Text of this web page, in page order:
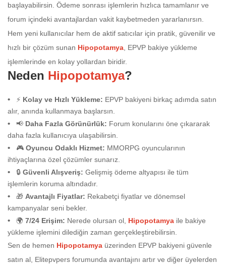
başlayabilirsin. Ödeme sonrası işlemlerin hızlıca tamamlanır ve
forum içindeki avantajlardan vakit kaybetmeden yararlanırsın.
Hem yeni kullanıcılar hem de aktif satıcılar için pratik, güvenilir ve
hızlı bir çözüm sunan Hipopotamya , EPVP bakiye yükleme
işlemlerinde en kolay yollardan biridir.
Neden Hipopotamya?
⚡ Kolay ve Hızlı Yükleme: EPVP bakiyeni birkaç adımda satın
alır, anında kullanmaya başlarsın.
📢 Daha Fazla Görünürlük: Forum konularını öne çıkararak
daha fazla kullanıcıya ulaşabilirsin.
🎮 Oyuncu Odaklı Hizmet: MMORPG oyuncularının
ihtiyaçlarına özel çözümler sunarız.
🔒 Güvenli Alışveriş: Gelişmiş ödeme altyapısı ile tüm
işlemlerin koruma altındadır.
🎁 Avantajlı Fiyatlar: Rekabetçi fiyatlar ve dönemsel
kampanyalar seni bekler.
🌍 7/24 Erişim: Nerede olursan ol, Hipopotamya ile bakiye
yükleme işlemini dilediğin zaman gerçekleştirebilirsin.
Sen de hemen Hipopotamya üzerinden EPVP bakiyeni güvenle
satın al, Elitepvpers forumunda avantajını artır ve diğer üyelerden